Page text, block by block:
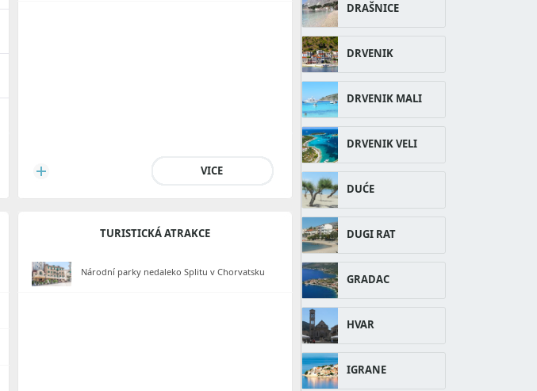
VICE
TURISTICKÁ ATRAKCE
Národní parky nedaleko Splitu v Chorvatsku
DRAŠNICE
DRVENIK
DRVENIK MALI
DRVENIK VELI
DUĆE
DUGI RAT
GRADAC
HVAR
IGRANE